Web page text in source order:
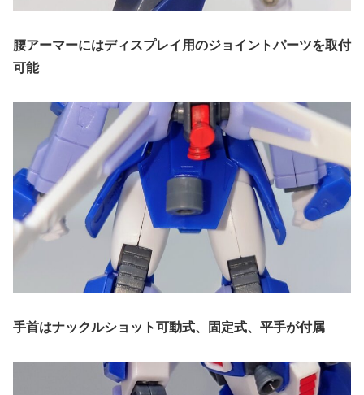
腰アーマーにはディスプレイ用のジョイントパーツを取付
可能
手首はナックルショット可動式、固定式、平手が付属